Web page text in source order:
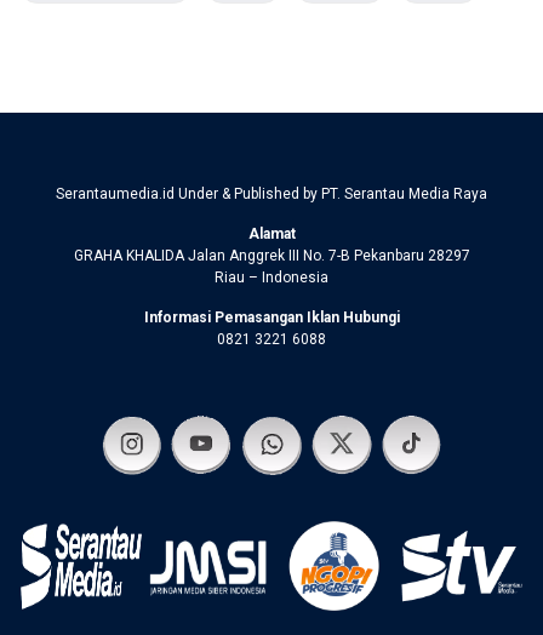
Serantaumedia.id Under & Published by PT. Serantau Media Raya
Alamat
GRAHA KHALIDA Jalan Anggrek III No. 7-B Pekanbaru 28297
Riau – Indonesia
Informasi Pemasangan Iklan Hubungi
0821 3221 6088